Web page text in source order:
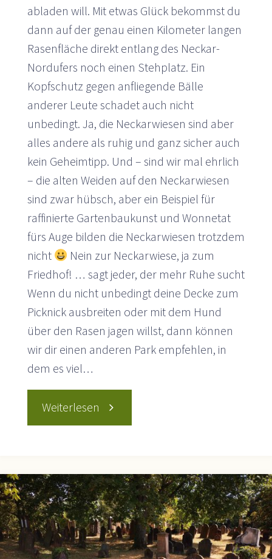
abladen will. Mit etwas Glück bekommst du
dann auf der genau einen Kilometer langen
Rasenfläche direkt entlang des Neckar-
Nordufers noch einen Stehplatz. Ein
Kopfschutz gegen anfliegende Bälle
anderer Leute schadet auch nicht
unbedingt. Ja, die Neckarwiesen sind aber
alles andere als ruhig und ganz sicher auch
kein Geheimtipp. Und – sind wir mal ehrlich
– die alten Weiden auf den Neckarwiesen
sind zwar hübsch, aber ein Beispiel für
raffinierte Gartenbaukunst und Wonnetat
fürs Auge bilden die Neckarwiesen trotzdem
nicht
Nein zur Neckarwiese, ja zum
Friedhof! … sagt jeder, der mehr Ruhe sucht
Wenn du nicht unbedingt deine Decke zum
Picknick ausbreiten oder mit dem Hund
über den Rasen jagen willst, dann können
wir dir einen anderen Park empfehlen, in
dem es viel…
Weiterlesen "Der
–
Ein
ungewöhnlicher